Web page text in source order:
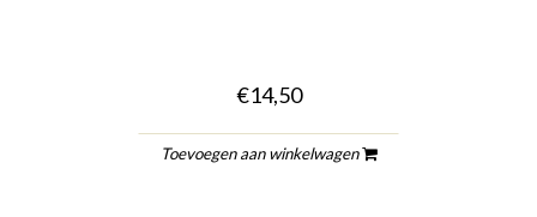
€14,50
Toevoegen aan winkelwagen